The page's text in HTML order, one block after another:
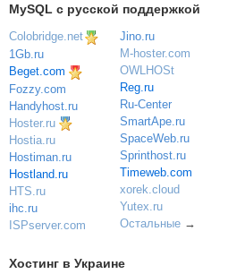
MySQL с русской поддержкой
Colobridge.net
1Gb.ru
Beget.com
Fozzy.com
Handyhost.ru
Hoster.ru
Hostia.ru
Hostiman.ru
Hostland.ru
HTS.ru
ihc.ru
ISPserver.com
Jino.ru
M-hoster.com
OWLHOSt
Reg.ru
Ru-Center
SmartApe.ru
SpaceWeb.ru
Sprinthost.ru
Timeweb.com
xorek.cloud
Yutex.ru
Остальные→
Хостинг в Украине